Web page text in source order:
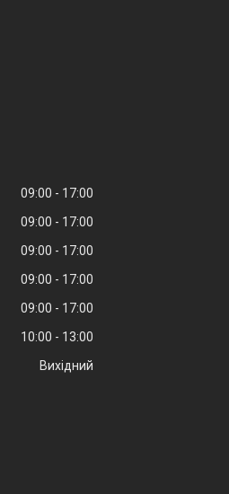
09:00
17:00
09:00
17:00
09:00
17:00
09:00
17:00
09:00
17:00
10:00
13:00
Вихідний